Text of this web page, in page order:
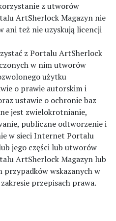
z utworów
ArtSherlock Magazyn nie
ani też nie uzyskują licencji
z Portalu ArtSherlock
w nim utworów
użytku
o prawie autorskim i
ustawie o ochronie baz
jest zwielokrotnianie,
publiczne odtworzenie i
w sieci Internet Portalu
jego części lub utworów
ArtSherlock Magazyn lub
przypadków wskazanych w
przepisach prawa.